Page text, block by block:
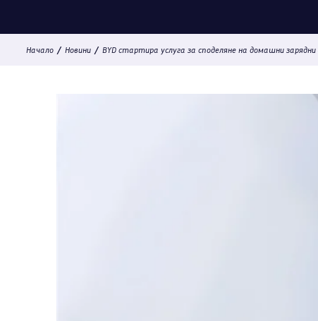
Начало / Новини / BYD стартира услуга за споделяне на домашни